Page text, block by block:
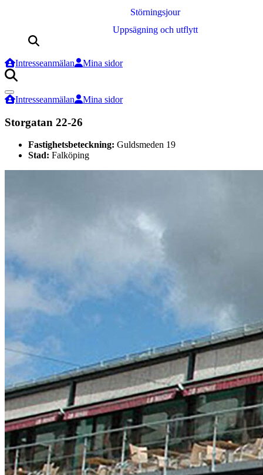
Störningsjour
Uppsägning och utflytt
Sök
efter:
Intresseanmälan
Mina sidor
Sök
efter:
Intresseanmälan
Mina sidor
Storgatan 22-26
Fastighetsbeteckning: Guldsmeden 19
Stad: Falköping